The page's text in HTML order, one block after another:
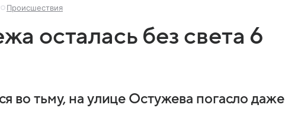
Происшествия
осталась без света 6
во тьму, на улице Остужева погасло даже